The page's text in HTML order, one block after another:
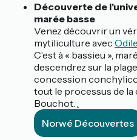
Découverte de
marée basse
Venez découvrir un
mytiliculture avec
C’est à « bassieu »,
descendrez sur la
concession
tout le processus de la
Bouchot. .
Norwé Découvertes